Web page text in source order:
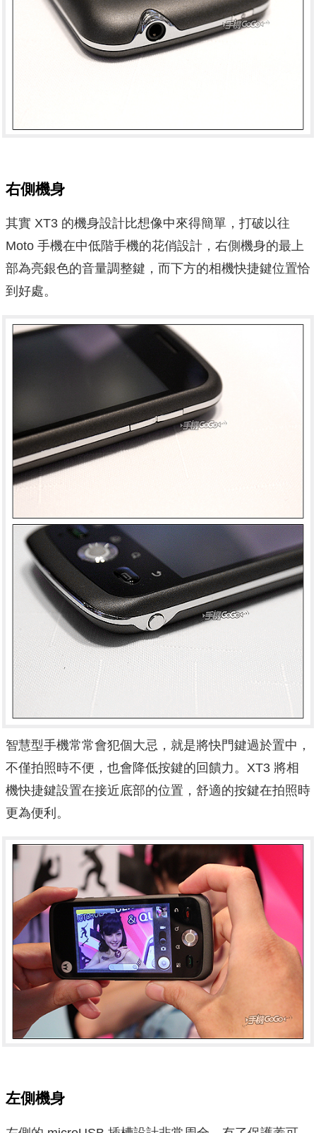
右側機身
其實 XT3 的機身設計比想像中來得簡單，打破以往
Moto 手機在中低階手機的花俏設計，右側機身的最上
部為亮銀色的音量調整鍵，而下方的相機快捷鍵位置恰
到好處。
智慧型手機常常會犯個大忌，就是將快門鍵過於置中，
不僅拍照時不便，也會降低按鍵的回饋力。XT3 將相
機快捷鍵設置在接近底部的位置，舒適的按鍵在拍照時
更為便利。
左側機身